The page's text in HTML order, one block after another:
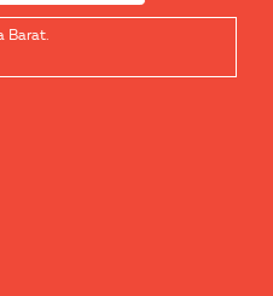
Barat.